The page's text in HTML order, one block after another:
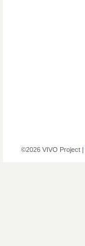
©2026 VIVO Project |